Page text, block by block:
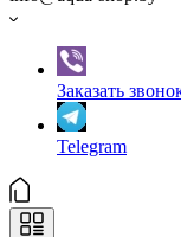
Заказать
Telegram